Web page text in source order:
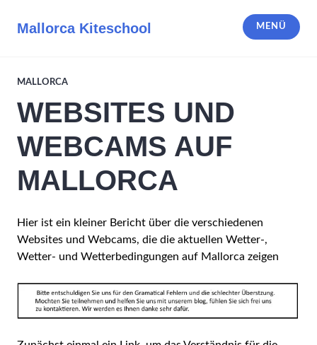
InhaltMallorca Kiteschool MENÜ
MALLORCA
WEBSITES UND
WEBCAMS AUF
MALLORCA
Hier ist ein kleiner Bericht über die verschiedenen
Websites und Webcams, die die aktuellen Wetter-,
Wetter- und Wetterbedingungen auf Mallorca zeigen